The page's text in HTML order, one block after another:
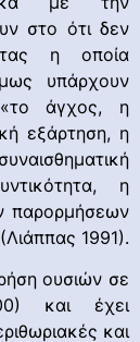
στο ότι δεν
η οποία
υπάρχουν
«το άγχος, η
εξάρτηση, η
η
παρορμήσεων
1991).
ουσιών σε
και έχει
και